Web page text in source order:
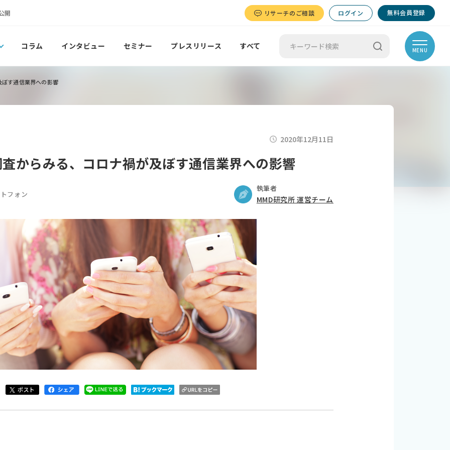
開 リサーチのご相談 ログイン 無料会員登録
コラム インタビュー セミナー プレスリリース すべて MENU
す通信業界への影響
2020年12月11日
からみる、コロナ禍が及ぼす通信業界への影響
フォン
執筆者
MMD研究所 運営チーム